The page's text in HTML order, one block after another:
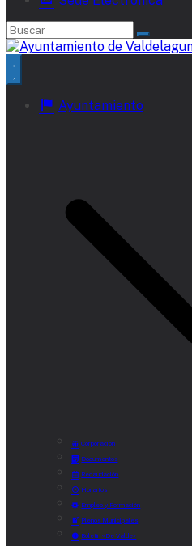
Ayuntamiento
Corporación
Documentos
Recaudación
Horarios
Empleo y Formación
Plenos Municipales
Boletín «De Valde»